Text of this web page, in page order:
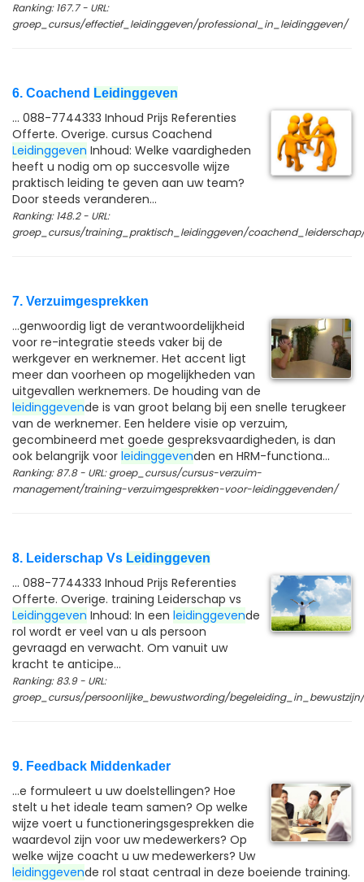
Ranking: 167.7 - URL:
groep_cursus/effectief_leidinggeven/professional_in_leidinggeven/
6. Coachend Leidinggeven
... 088-7744333 Inhoud Prijs Referenties
Offerte. Overige. cursus Coachend
Leidinggeven Inhoud: Welke vaardigheden
heeft u nodig om op succesvolle wijze
praktisch leiding te geven aan uw team?
Door steeds veranderen...
Ranking: 148.2 - URL:
groep_cursus/training_praktisch_leidinggeven/
7. Verzuimgesprekken
...genwoordig ligt de verantwoordelijkheid
voor re-integratie steeds vaker bij de
werkgever en werknemer. Het accent ligt
meer dan voorheen op mogelijkheden van
uitgevallen werknemers. De houding van de
leidinggevende is van groot belang bij een snelle terugkeer
van de werknemer. Een heldere visie op verzuim,
gecombineerd met goede gespreksvaardigheden, is dan
ook belangrijk voor leidinggevenden en HRM-functiona...
Ranking: 87.8 - URL: groep_cursus/cursus-verzuim-
management/training-verzuimgesprekken-voor-leidinggevenden/
8. Leiderschap Vs Leidinggeven
... 088-7744333 Inhoud Prijs Referenties
Offerte. Overige. training Leiderschap vs
Leidinggeven Inhoud: In een leidinggevende
rol wordt er veel van u als persoon
gevraagd en verwacht. Om vanuit uw
kracht te anticipe...
Ranking: 83.9 - URL:
groep_cursus/persoonlijke_bewustwording/begeleiding_in_bewustzijn/
9. Feedback Middenkader
...e formuleert u uw doelstellingen? Hoe
stelt u het ideale team samen? Op welke
wijze voert u functioneringsgesprekken die
waardevol zijn voor uw medewerkers? Op
welke wijze coacht u uw medewerkers? Uw
leidinggevende rol staat centraal in deze boeiende training.